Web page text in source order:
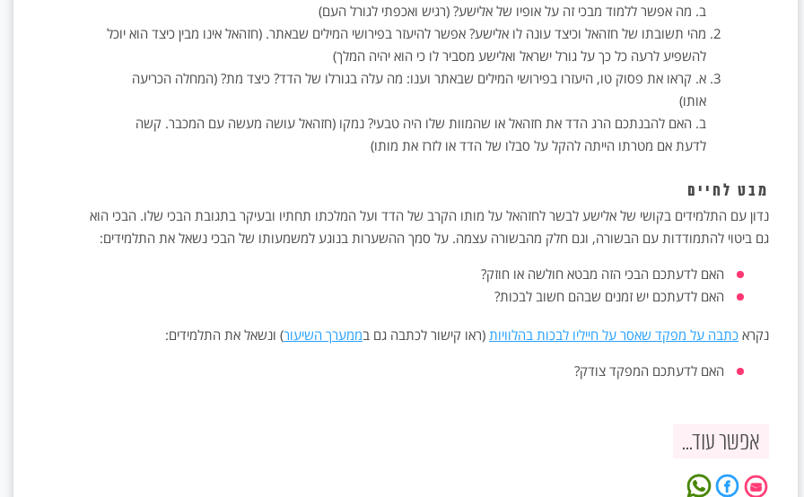
ב. מה אפשר ללמוד מבכי זה על אופיו של אלישע? (רגיש ואכפתי לגורל העם)
מהי תשובתו של חזהאל וכיצד עונה לו אלישע? אפשר להיעזר בפירושי המילים שבאתר. (חזהאל אינו מבין כיצד הוא יוכל
להשפיע לרעה כל כך על גורל ישראל ואלישע מסביר לו כי הוא יהיה המלך)
א. קראו את פסוק טו, היעזרו בפירושי המילים שבאתר וענו: מה עלה בגורלו של הדד? כיצד מת? (המחלה הכריעה
אותו)
ב. האם להבנתכם הרג הדד את חזהאל או שהמוות שלו היה טבעי? נמקו (חזהאל עושה מעשה עם המכבר. קשה
לדעת אם מטרתו הייתה להקל על סבלו של הדד או לזרז את מותו)
מבט לחיים
נדון עם התלמידים בקושי של אלישע לבשר לחזהאל על מותו הקרב של הדד ועל המלכתו תחתיו ובעיקר בתגובת הבכי שלו. הבכי הוא
גם ביטוי להתמודדות עם הבשורה, וגם חלק מהבשורה עצמה. על סמך ההשערות בנוגע למשמעותו של הבכי נשאל את התלמידים:
האם לדעתכם הבכי הזה מבטא חולשה או חוזק?
האם לדעתכם יש זמנים שבהם חשוב לבכות?
נקרא כתבה על מפקד שאסר על חייליו לבכות בהלוויות (ראו קישור לכתבה גם בממערך השיעור) ונשאל את התלמידים:
האם לדעתכם המפקד צודק?
אפשר עוד...